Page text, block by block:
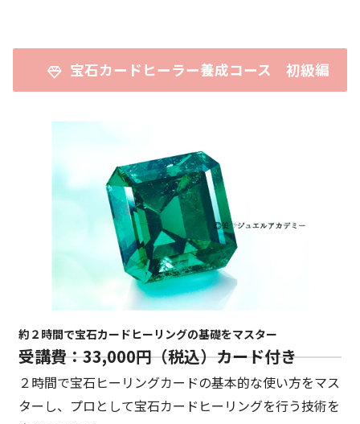
宝石カードヒーラー養成コース 初級編
約２時間で宝石カードヒーリングの基礎をマスター
受講費：33,000円（税込）カード付き
２時間で宝石ヒーリングカードの基本的な使い方をマス
ターし、プロとして宝石カードヒーリングを行う技術を